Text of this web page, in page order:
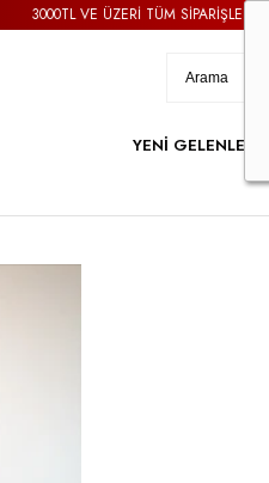
3000TL VE ÜZERİ TÜM SİPARİŞLERİNİZDE
YENİ GELENLER